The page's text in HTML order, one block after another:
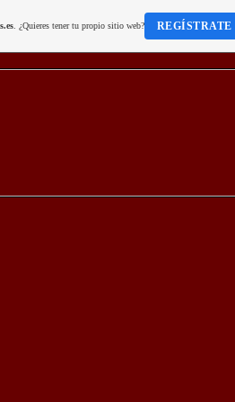
. ¿Quieres tener tu propio sitio web? REGÍSTRATE